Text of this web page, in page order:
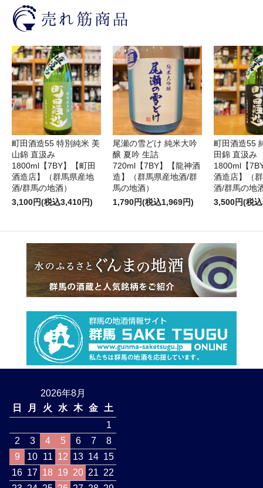
町田酒造55 特別純米 美
山錦 直汲み
1800ml【7BY】【町田
酒造店】（群馬県産地
酒/群馬の地酒）
3,100円(税込3,410円)
尾瀬の雪どけ 純米大吟
醸 夏吟 生詰
720ml【7BY】【龍神酒
造】（群馬県産地酒/群
馬の地酒）
1,790円(税込1,969円)
町田酒造55
田錦 直汲み
1800ml【
酒造店】（
酒/群馬の地
3,500円(税
2026年8月
日
月 火 水 木 金
土
1
2
3 4 5 6 7
8
9
10 11 12 13 14 15
16 17 18 19 20 21 22